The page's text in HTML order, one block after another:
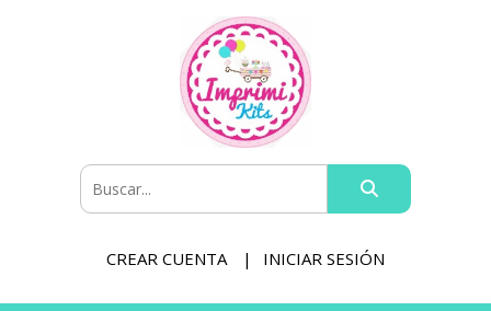
CREAR CUENTA INICIAR SESIÓN